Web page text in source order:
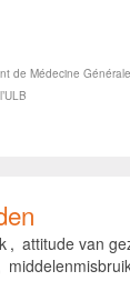
de Médecine
, attitude van